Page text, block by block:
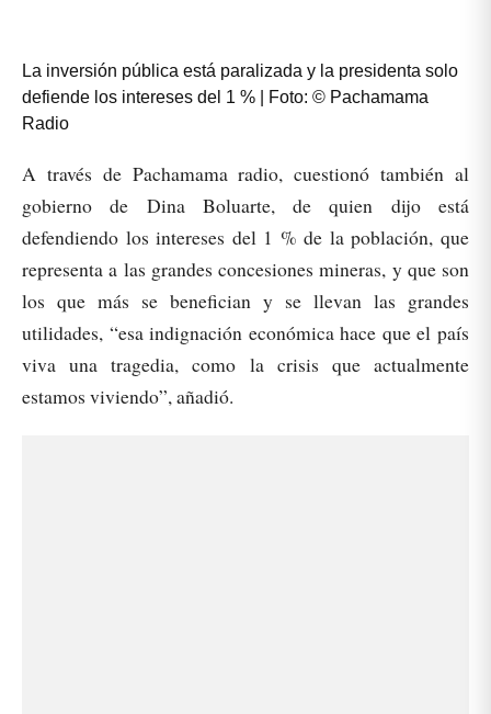
La inversión pública está paralizada y la presidenta solo
defiende los intereses del 1 % | Foto: © Pachamama
Radio
A través de Pachamama radio, cuestionó también al
gobierno de Dina Boluarte, de quien dijo está
defendiendo los intereses del 1 % de la población, que
representa a las grandes concesiones mineras, y que son
los que más se benefician y se llevan las grandes
utilidades, “esa indignación económica hace que el país
viva una tragedia, como la crisis que actualmente
estamos viviendo”, añadió.